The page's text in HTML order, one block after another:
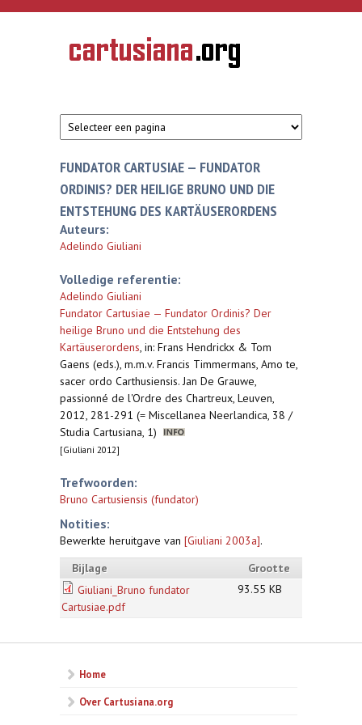
Overslaan en naar de inhoud gaan
CARTUSIANA
Geschiedenis
van de
FUNDATOR CARTUSIAE — FUNDATOR
ORDINIS? DER HEILIGE BRUNO UND DIE
ENTSTEHUNG DES KARTÄUSERORDENS
Auteurs:
Adelindo Giuliani
Volledige referentie:
Adelindo Giuliani
Fundator Cartusiae — Fundator Ordinis? Der
heilige Bruno und die Entstehung des
Kartäuserordens, in: Frans Hendrickx & Tom
Gaens (eds.), m.m.v. Francis Timmermans, Amo te,
sacer ordo Carthusiensis. Jan De Grauwe,
passionné de l'Ordre des Chartreux, Leuven,
2012, 281-291 (= Miscellanea Neerlandica, 38 /
Studia Cartusiana, 1)
[Giuliani 2012]
Trefwoorden:
Bruno Cartusiensis (fundator)
Notities:
Bewerkte heruitgave van [Giuliani 2003a].
Bijlage
Grootte
Giuliani_Bruno fundator
Cartusiae.pdf
93.55 KB
Home
Over Cartusiana.org